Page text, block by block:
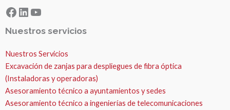
Facebook
LinkedIn
YouTube
Nuestros servicios
Nuestros Servicios
Excavación de zanjas para despliegues de fibra óptica
(Instaladoras y operadoras)
Asesoramiento técnico a ayuntamientos y sedes
Asesoramiento técnico a ingenierías de telecomunicaciones